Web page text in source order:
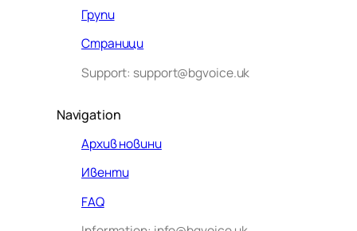
Групи
Страници
Support: support@bgvoice.uk
Navigation
Архив новини
Ивенти
FAQ